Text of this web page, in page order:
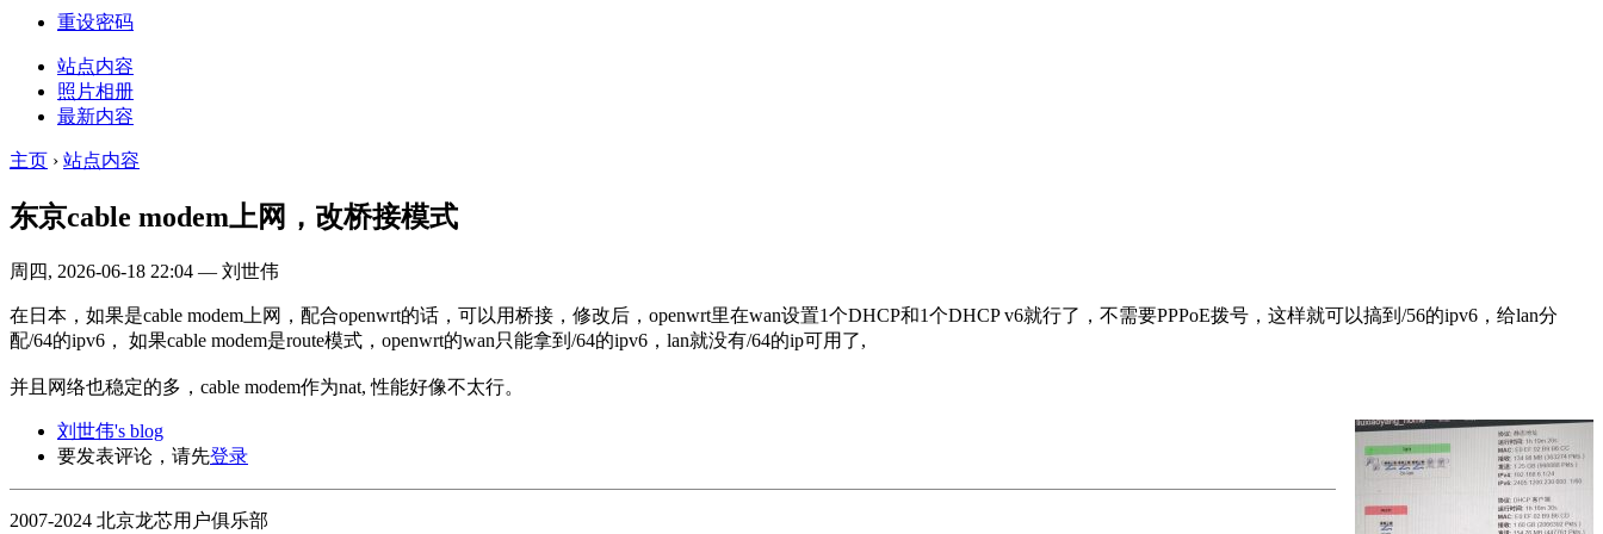
重设密码
站点内容
照片相册
最新内容
主页 › 站点内容
东京cable modem上网，改桥接模式
周四, 2026-06-18 22:04 — 刘世伟
在日本，如果是cable modem上网，配合openwrt的话，可以用桥接，修改后，openwrt里在wan设置1个DHCP和1个DHCP v6就行了，不需要PPPoE拨号，这样就可以搞到/56的ipv6，给lan分
配/64的ipv6， 如果cable modem是route模式，openwrt的wan只能拿到/64的ipv6，lan就没有/64的ip可用了,
并且网络也稳定的多，cable modem作为nat, 性能好像不太行。
刘世伟's blog
要发表评论，请先登录
2007-2024 北京龙芯用户俱乐部